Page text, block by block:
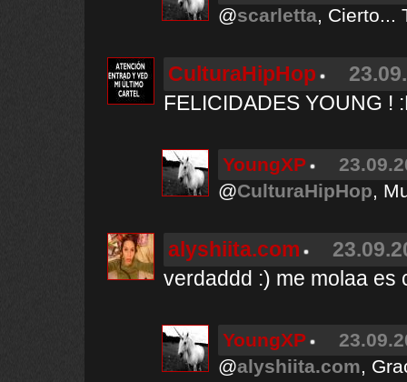
@scarletta, Cierto...
CulturaHipHop
FELICIDADES YOUNG !
YoungXP
@CulturaHipHop,
alyshiita.com
verdaddd :) me molaa es
YoungXP
@alyshiita.com,